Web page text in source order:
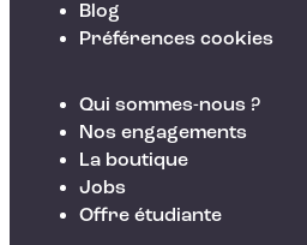
Blog
Préférences cookies
Qui sommes-nous ?
Nos engagements
La boutique
Jobs
Offre étudiante